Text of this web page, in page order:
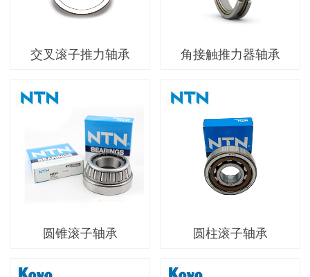
交叉滚子推力轴承 角接触推力器轴承
圆锥滚子轴承 圆柱滚子轴承